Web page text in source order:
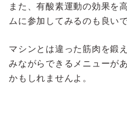
また、有酸素運動の効果を
ムに参加してみるのも良い
マシンとは違った筋肉を鍛
みながらできるメニューが
かもしれませんよ。